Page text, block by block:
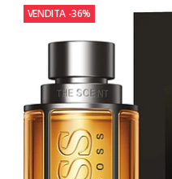
VENDITA -36%